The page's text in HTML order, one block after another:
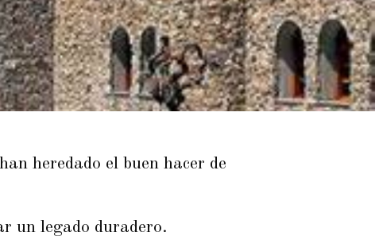
heredado el buen hacer de
un legado duradero.